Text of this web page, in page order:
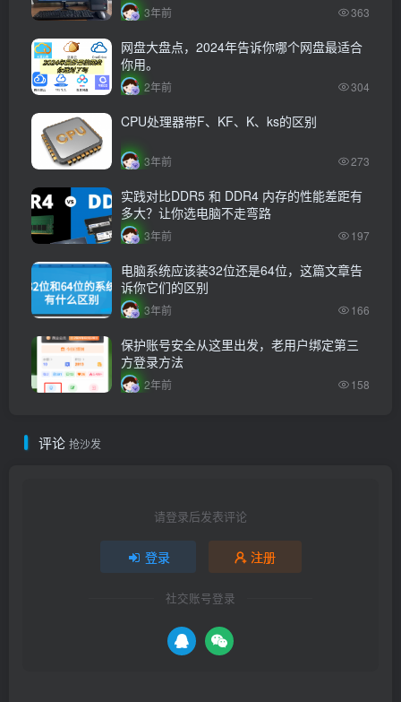
3年前 363
网盘大盘点，2024年告诉你哪个网盘最适合
你用。
2年前 304
CPU处理器带F、KF、K、ks的区别
3年前 273
实践对比DDR5 和 DDR4 内存的性能差距有
多大？让你选电脑不走弯路
3年前 197
电脑系统应该装32位还是64位，这篇文章告
诉你它们的区别
3年前 166
保护账号安全从这里出发，老用户绑定第三
方登录方法
2年前 158
评论 抢沙发
请登录后发表评论
登录 注册
社交账号登录